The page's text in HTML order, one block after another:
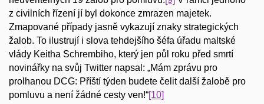
z civilních řízení jí byl dokonce zmrazen majetek.
Zmapované případy jasně vykazují znaky strategických
žalob. To ilustrují i slova tehdejšího šéfa úřadu maltské
vlády Keitha Schrembiho, který jen půl roku před smrtí
novinářky na svůj Twitter napsal: „Mám zprávu pro
prolhanou DCG: Příští týden budete čelit další žalobě pro
pomluvu a není žádné cesty ven!“[10]